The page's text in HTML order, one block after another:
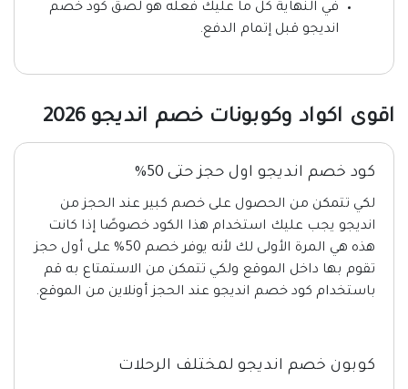
في النهاية كل ما عليك فعله هو لصق كود خصم
انديجو قبل إتمام الدفع.
اقوى اكواد وكوبونات خصم انديجو 2026
كود خصم انديجو اول حجز حتى 50%
لكي تتمكن من الحصول على خصم كبير عند الحجز من
انديجو يجب عليك استخدام هذا الكود خصوصًا إذا كانت
هذه هي المرة الأولى لك لأنه يوفر خصم 50% على أول حجز
تقوم بها داخل الموقع ولكي تتمكن من الاستمتاع به قم
باستخدام كود خصم انديجو عند الحجز أونلاين من الموقع.
كوبون خصم انديجو لمختلف الرحلات